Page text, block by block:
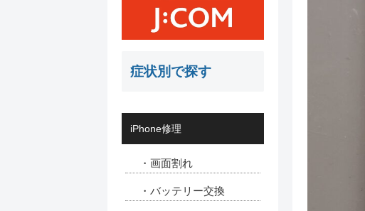
症状別で探す
iPhone修理
・画面割れ
・バッテリー交換